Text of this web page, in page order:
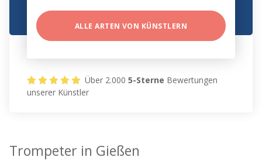
ALLE ARTEN VON KÜNSTLERN
Über 2.0005-Sterne Bewertungen
unserer Künstler
Trompeter in Gießen